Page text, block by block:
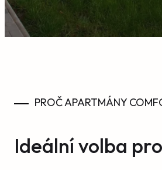
PROČ APARTMÁNY
Ideální volba